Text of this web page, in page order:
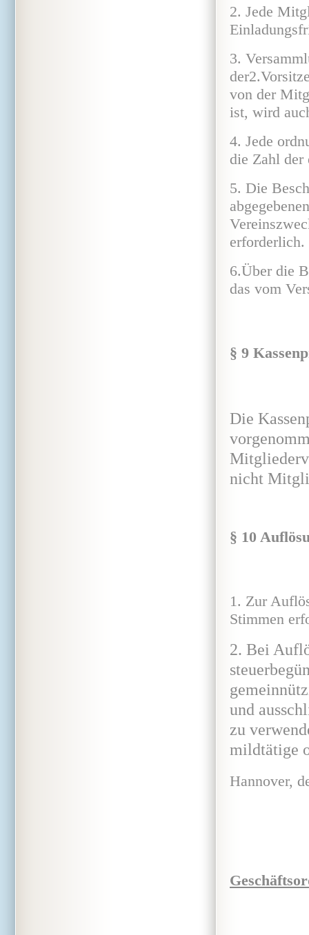
2. Jede
3.
von der
ist, wird
4. Jede
die Zahl der
5. Die
erforderlich.
6.Über die
das vom
§ 9
Die
nicht
§ 10
1. Zur
Stimmen
2. Bei
und
zu
mildtätige
Hannover,